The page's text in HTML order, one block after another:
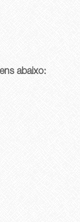
abaixo: